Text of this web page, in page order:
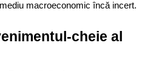
macroeconomic încă incert.
cheie al